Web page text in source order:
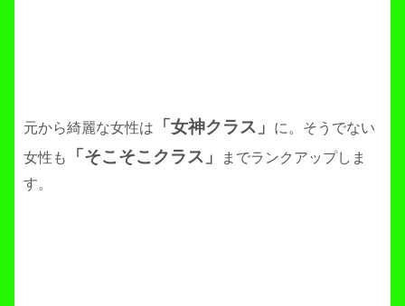
元から綺麗な女性は 「女神クラス」
に。そうでない
女性も
「そこそこクラス」
までランクアップしま
す。